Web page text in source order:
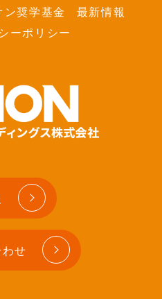
奨学基金
最新情報
ーポリシー
せ